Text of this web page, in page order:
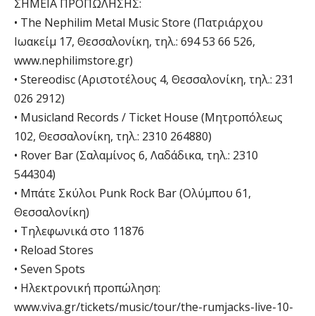
ΣΗΜΕΙΑ ΠΡΟΠΩΛΗΣΗΣ:
• The Nephilim Metal Music Store (Πατριάρχου
Ιωακείμ 17, Θεσσαλονίκη, τηλ.: 694 53 66 526,
www.nephilimstore.gr)
• Stereodisc (Αριστοτέλους 4, Θεσσαλονίκη, τηλ.: 231
026 2912)
• Musicland Records / Ticket House (Μητροπόλεως
102, Θεσσαλονίκη, τηλ.: 2310 264880)
• Rover Bar (Σαλαμίνος 6, Λαδάδικα, τηλ.: 2310
544304)
• Μπάτε Σκύλοι Punk Rock Bar (Ολύμπου 61,
Θεσσαλονίκη)
• Τηλεφωνικά στο 11876
• Reload Stores
• Seven Spots
• Ηλεκτρονική προπώληση:
www.viva.gr/tickets/music/tour/the-rumjacks-live-10-